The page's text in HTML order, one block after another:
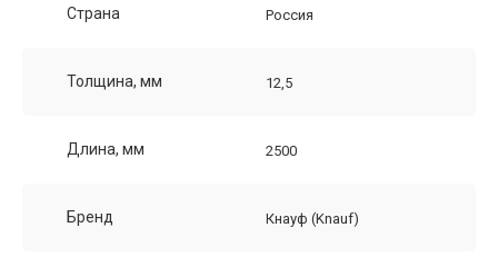
Страна Россия
Толщина, мм 12,5
Длина, мм 2500
Бренд Кнауф (Knauf)